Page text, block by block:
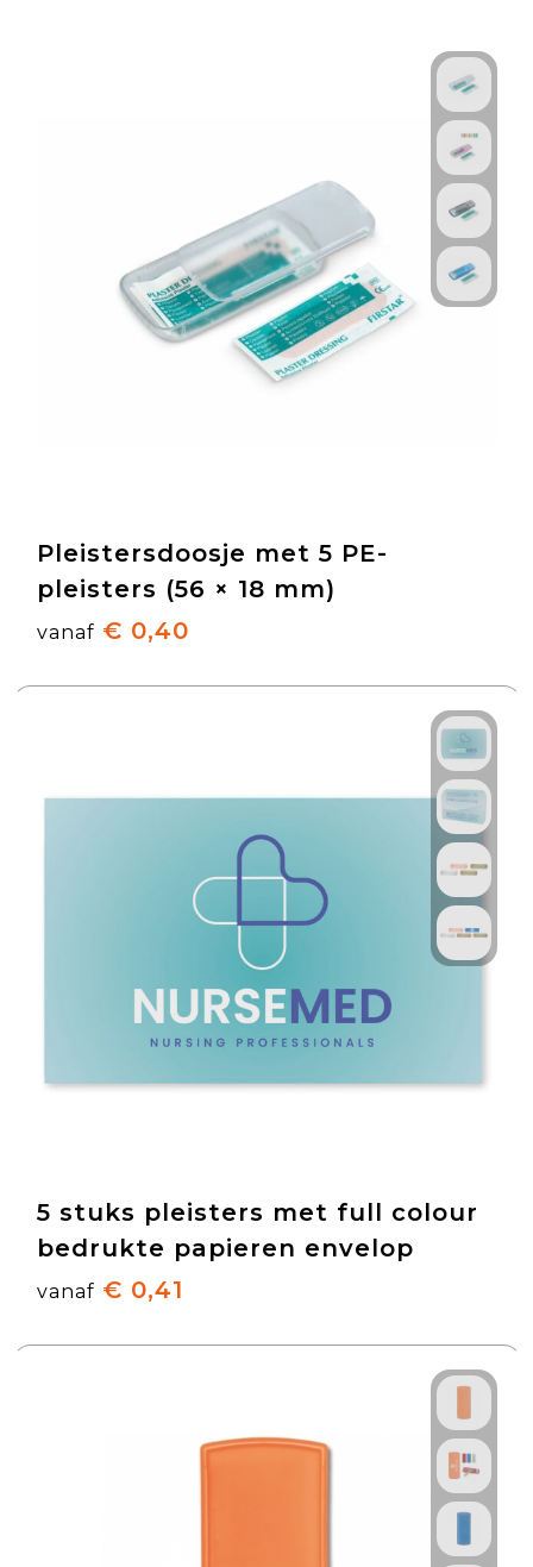
Gezondheid & Welzijn
Eten & Drinken
Pleistersdoosje met 5 PE-
pleisters (56 × 18 mm)
vanaf € 0,40
5 stuks pleisters met full colour
bedrukte papieren envelop
vanaf € 0,41